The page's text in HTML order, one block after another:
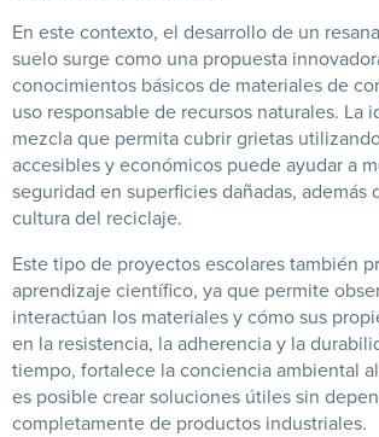
En este contexto, el desarrollo de un
suelo surge como una propuesta
conocimientos básicos de materiales de
uso responsable de recursos naturales. La
mezcla que permita cubrir grietas
accesibles y económicos puede ayudar a
seguridad en superficies dañadas, además
cultura del reciclaje.
Este tipo de proyectos escolares también
aprendizaje científico, ya que permite
interactúan los materiales y cómo sus
en la resistencia, la adherencia y la
tiempo, fortalece la conciencia ambiental
es posible crear soluciones útiles sin
completamente de productos industriales.